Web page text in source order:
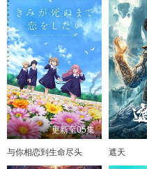
更新至05集
与你相恋到生命尽头 遮天